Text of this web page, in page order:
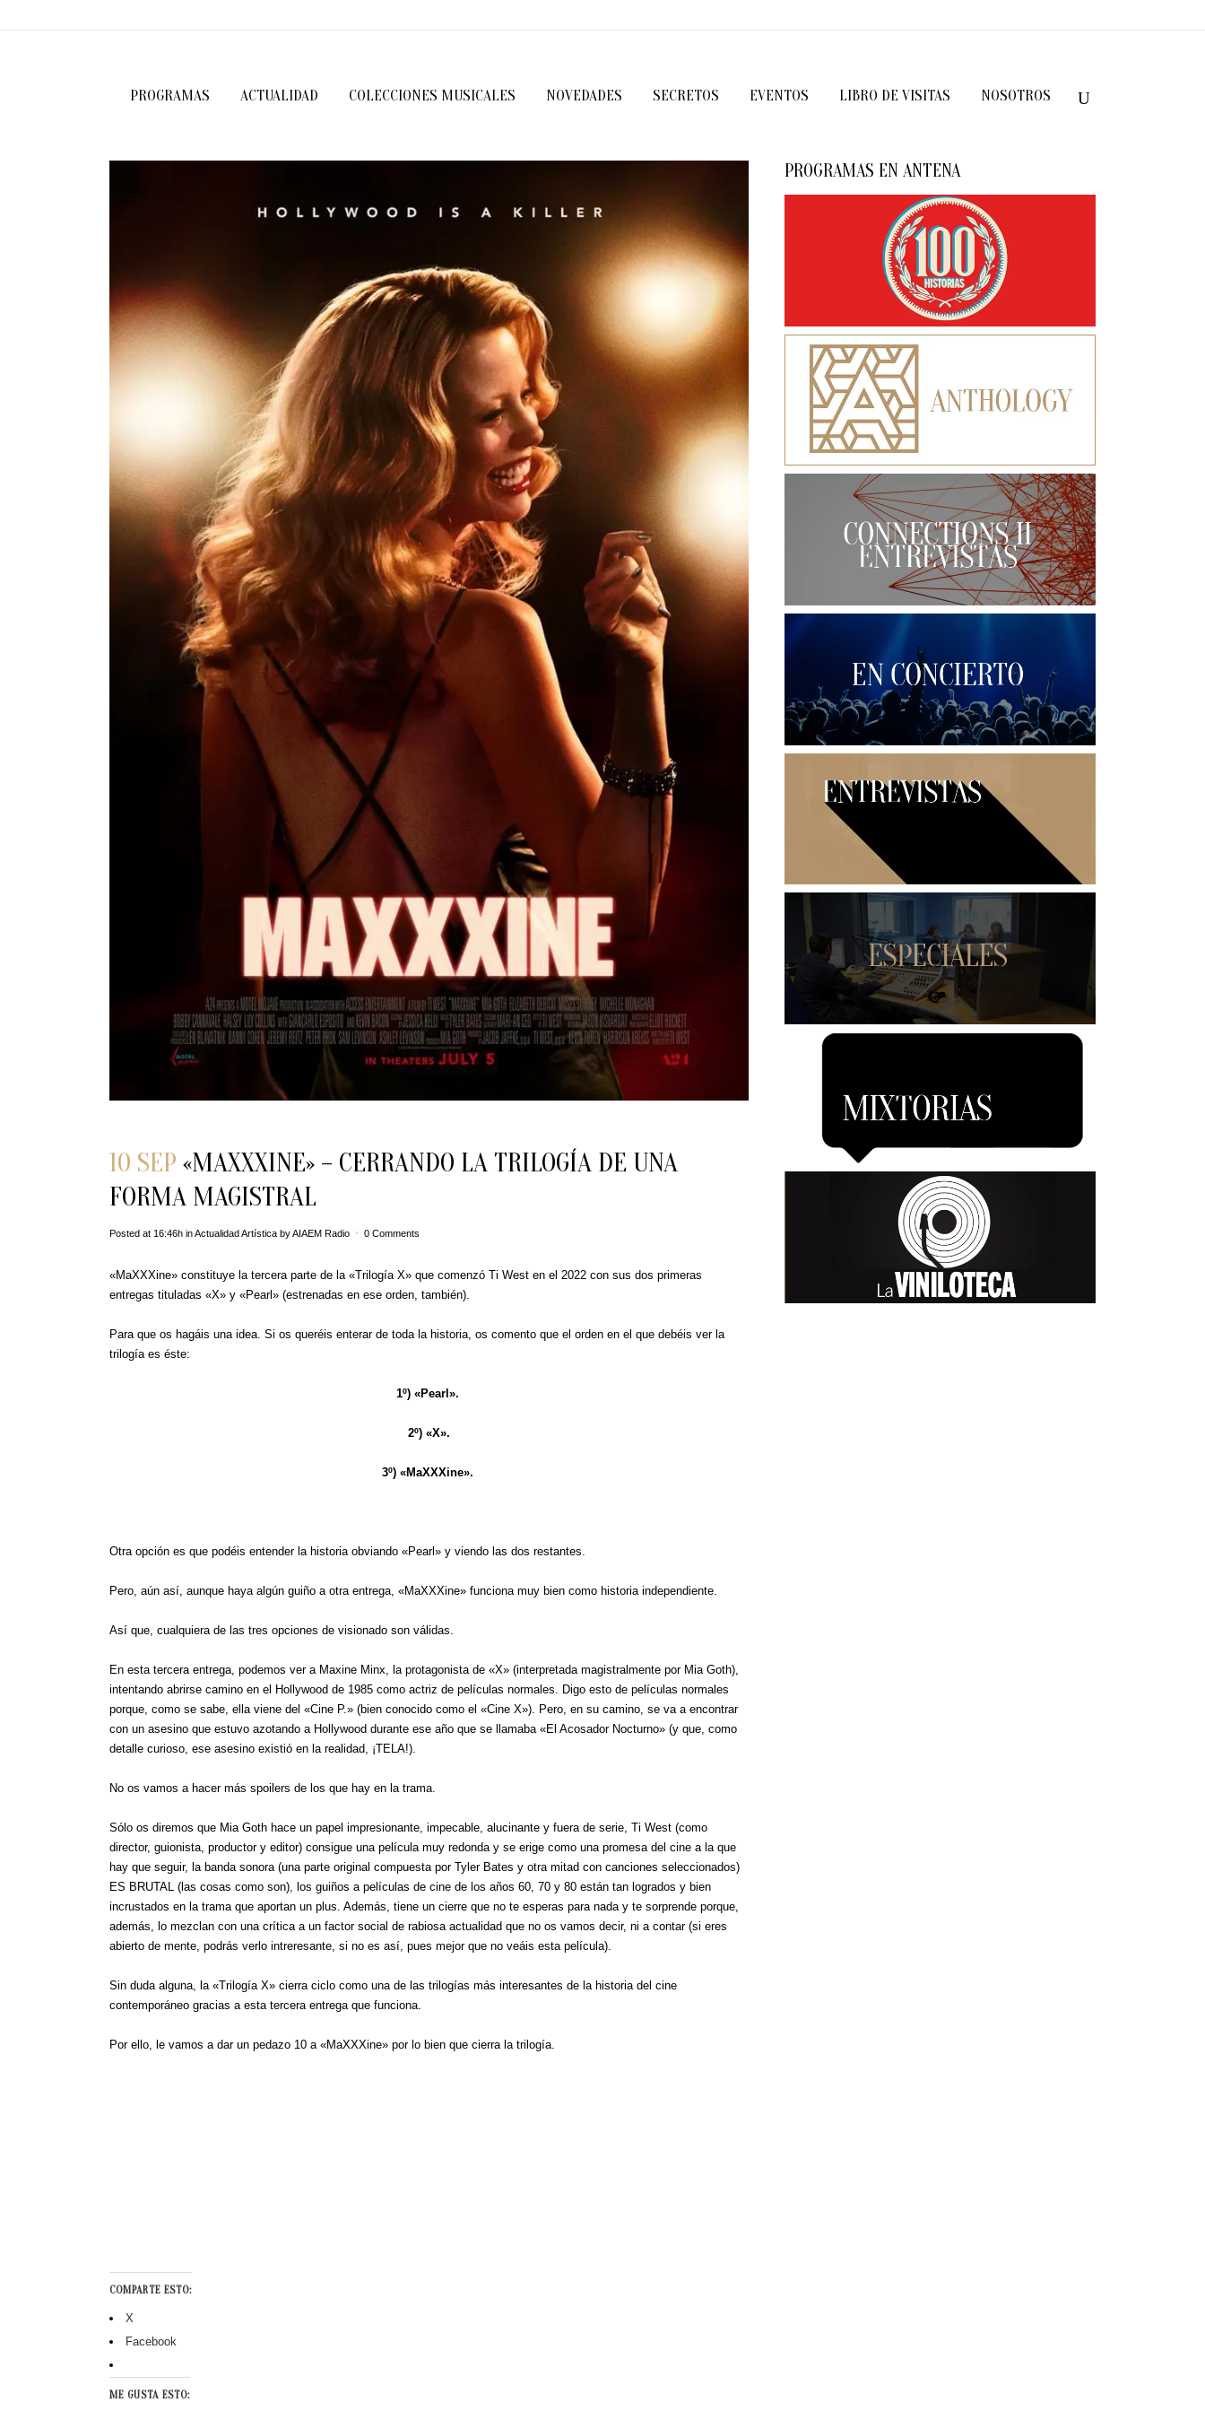
PROGRAMAS ACTUALIDAD COLECCIONES MUSICALES NOVEDADES SECRETOS EVENTOS LIBRO DE VISITAS NOSOTROS
10 SEP «MAXXXINE» – CERRANDO LA TRILOGÍA DE UNA
FORMA MAGISTRAL
Posted at 16:46h inActualidad Artística byAIAEM Radio 0 Comments
«MaXXXine» constituye la tercera parte de la «Trilogía X» que comenzó Ti West en el 2022 con sus dos primeras
entregas tituladas «X» y «Pearl» (estrenadas en ese orden, también).
Para que os hagáis una idea. Si os queréis enterar de toda la historia, os comento que el orden en el que debéis ver la
trilogía es éste:
1º) «Pearl».
2º) «X».
3º) «MaXXXine».
Otra opción es que podéis entender la historia obviando «Pearl» y viendo las dos restantes.
Pero, aún así, aunque haya algún guiño a otra entrega, «MaXXXine» funciona muy bien como historia independiente.
Así que, cualquiera de las tres opciones de visionado son válidas.
En esta tercera entrega, podemos ver a Maxine Minx, la protagonista de «X» (interpretada magistralmente por Mia Goth),
intentando abrirse camino en el Hollywood de 1985 como actriz de películas normales. Digo esto de películas normales
porque, como se sabe, ella viene del «Cine P.» (bien conocido como el «Cine X»). Pero, en su camino, se va a encontrar
con un asesino que estuvo azotando a Hollywood durante ese año que se llamaba «El Acosador Nocturno» (y que, como
detalle curioso, ese asesino existió en la realidad, ¡TELA!).
No os vamos a hacer más spoilers de los que hay en la trama.
Sólo os diremos que Mia Goth hace un papel impresionante, impecable, alucinante y fuera de serie, Ti West (como
director, guionista, productor y editor) consigue una película muy redonda y se erige como una promesa del cine a la que
hay que seguir, la banda sonora (una parte original compuesta por Tyler Bates y otra mitad con canciones seleccionados)
ES BRUTAL (las cosas como son), los guiños a películas de cine de los años 60, 70 y 80 están tan logrados y bien
incrustados en la trama que aportan un plus. Además, tiene un cierre que no te esperas para nada y te sorprende porque,
además, lo mezclan con una crítica a un factor social de rabiosa actualidad que no os vamos decir, ni a contar (si eres
abierto de mente, podrás verlo intreresante, si no es así, pues mejor que no veáis esta película).
Sin duda alguna, la «Trilogía X» cierra ciclo como una de las trilogías más interesantes de la historia del cine
contemporáneo gracias a esta tercera entrega que funciona.
Por ello, le vamos a dar un pedazo 10 a «MaXXXine» por lo bien que cierra la trilogía.
COMPARTE ESTO:
X
Facebook
ME GUSTA ESTO:
PROGRAMAS EN ANTENA